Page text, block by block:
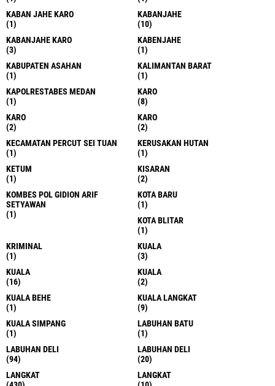
KABAN JAHE KARO
(1)
KABANJAHE
(10)
KABANJAHE KARO
(3)
KABENJAHE
(1)
KABUPATEN ASAHAN
(1)
KALIMANTAN BARAT
(1)
KAPOLRESTABES MEDAN
(1)
KARO
(8)
KARO
(2)
KARO
(2)
KECAMATAN PERCUT SEI TUAN
(1)
KERUSAKAN HUTAN
(1)
KETUM
(1)
KISARAN
(2)
KOMBES POL GIDION ARIF
SETYAWAN
(1)
KOTA BARU
(1)
KOTA BLITAR
(1)
KRIMINAL
(1)
KUALA
(3)
KUALA
(16)
KUALA
(2)
KUALA BEHE
(1)
KUALA LANGKAT
(9)
KUALA SIMPANG
(1)
LABUHAN BATU
(1)
LABUHAN DELI
(94)
LABUHAN DELI
(20)
LANGKAT
LANGKAT